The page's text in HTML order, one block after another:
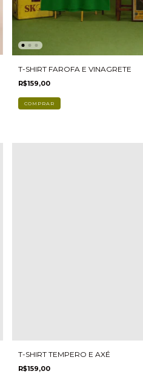
T-SHIRT FAROFA E VINAGRETE
R$159,00
COMPRAR
T-SHIRT TEMPERO E AXÉ
R$159,00